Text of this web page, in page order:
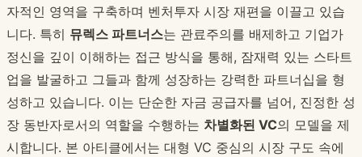
자적인 영역을 구축하며 벤처투자 시장 재편을 이끌고 있습
니다. 특히 뮤렉스 파트너스는 관료주의를 배제하고 기업가
정신을 깊이 이해하는 접근 방식을 통해, 잠재력 있는 스타트
업을 발굴하고 그들과 함께 성장하는 강력한 파트너십을 형
성하고 있습니다. 이는 단순한 자금 공급자를 넘어, 진정한 성
장 동반자로서의 역할을 수행하는 차별화된 VC의 모델을 제
시합니다. 본 아티클에서는 대형 VC 중심의 시장 구도 속에